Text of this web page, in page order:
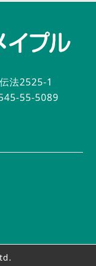
法2525-1
55-5089